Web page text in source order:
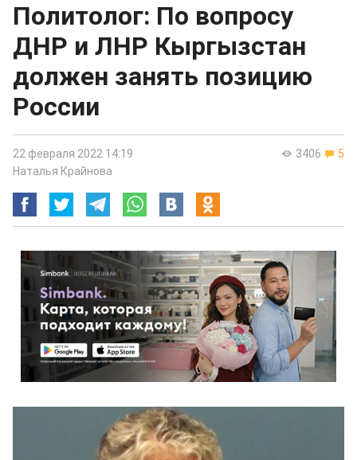
Политолог: По вопросу
ДНР и ЛНР Кыргызстан
должен занять позицию
России
3406 5
22 февраля 2022 14:19
Наталья Крайнова